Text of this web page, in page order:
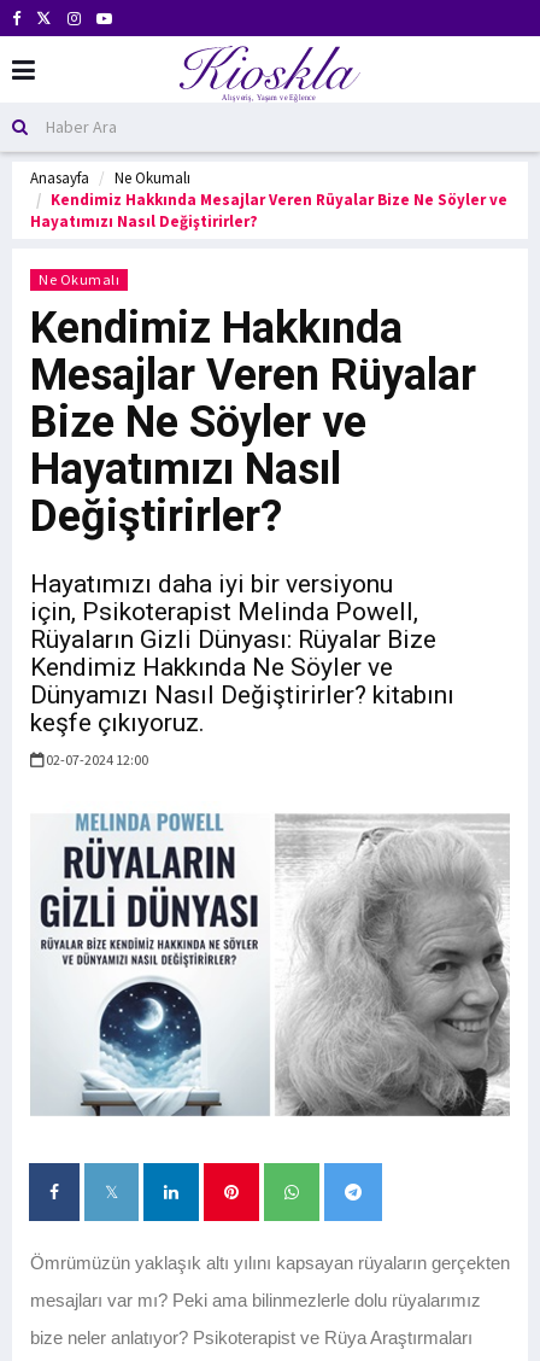
Anasayfa
Ne Okumalı
Kendimiz Hakkında Mesajlar Veren Rüyalar Bize Ne Söyler ve
Hayatımızı Nasıl Değiştirirler?
Ne Okumalı
Kendimiz Hakkında
Mesajlar Veren Rüyalar
Bize Ne Söyler ve
Hayatımızı Nasıl
Değiştirirler?
Hayatımızı daha iyi bir versiyonu
için, Psikoterapist Melinda Powell,
Rüyaların Gizli Dünyası: Rüyalar Bize
Kendimiz Hakkında Ne Söyler ve
Dünyamızı Nasıl Değiştirirler? kitabını
keşfe çıkıyoruz.
02-07-2024 12:00
Ömrümüzün yaklaşık altı yılını kapsayan rüyaların gerçekten
mesajları var mı? Peki ama bilinmezlerle dolu rüyalarımız
bize neler anlatıyor? Psikoterapist ve Rüya Araştırmaları